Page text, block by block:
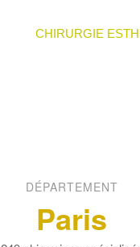
CHIRURGIE
DÉPARTEMENT
Paris